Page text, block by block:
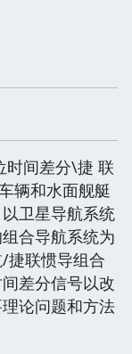
时间差分\捷 联
辆和水面舰艇
卫星导航系统
合导航系统为
捷联惯导组合
差分信号以改
论问题和方法